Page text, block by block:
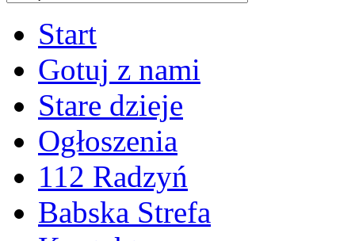
Start
Gotuj z nami
Stare dzieje
Ogłoszenia
112 Radzyń
Babska Strefa